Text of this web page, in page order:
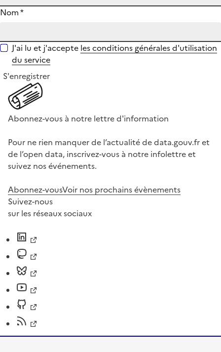
Nom*
J'ai lu et j'accepte les conditions générales d'utilisation
du service
S'enregistrer
Abonnez-vous à notre lettre d'information
Pour ne rien manquer de l’actualité de data.gouv.fr et
de l’open data, inscrivez-vous à notre infolettre et
suivez nos événements.
Abonnez-vousVoir nos prochains évènements
Suivez-nous
sur les réseaux sociaux